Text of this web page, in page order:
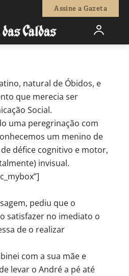
Assine a Gazeta
2017 565 0
natural de Óbidos, e
que merecia ser
Social.
uma peregrinação com
um menino de
défice cognitivo e motor,
invisual.
pediu que o
satisfazer no imediato o
de o realizar
com a sua mãe e
levar o André a pé até